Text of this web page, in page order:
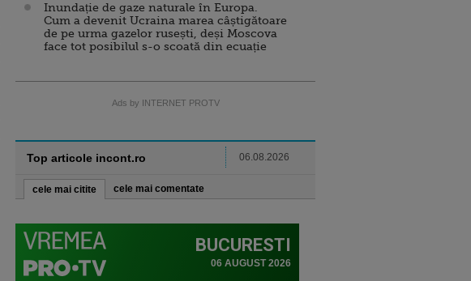
Inundație de gaze naturale în Europa.
Cum a devenit Ucraina marea câștigătoare
de pe urma gazelor rusești, deși Moscova
face tot posibilul s-o scoată din ecuație
Ads by INTERNET PROTV
Top articole incont.ro 06.08.2026
cele mai citite cele mai comentate